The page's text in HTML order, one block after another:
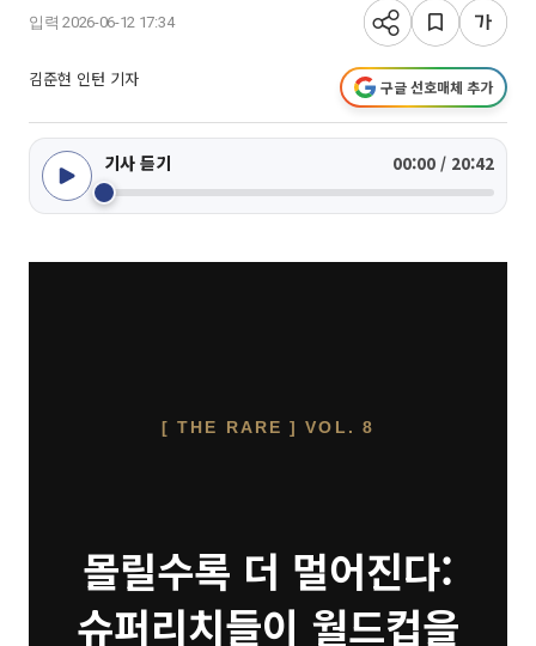
입력 2026-06-12 17:34
김준현 인턴 기자 구글 선호매체 추가
기사 듣기 00:00 / 20:42
[ THE RARE ] VOL. 8
몰릴수록 더 멀어진다:
슈퍼리치들이 월드컵을